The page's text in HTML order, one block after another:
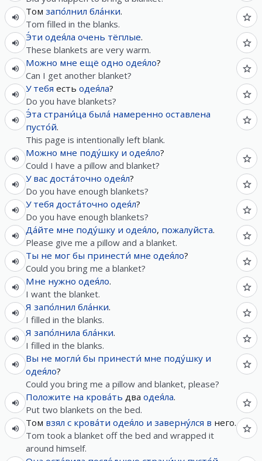
Том запо́лнил бла́нки.
Tom filled in the blanks.
Э́ти одея́ла очень тёплые.
These blankets are very warm.
Можно мне ещё одно одея́ло?
Can I get another blanket?
У тебя есть одея́ла?
Do you have blankets?
Э́та страни́ца была́ намеренно оставлена
пусто́й.
This page is intentionally left blank.
Можно мне поду́шку и одея́ло?
Could I have a pillow and blanket?
У вас доста́точно одея́л?
Do you have enough blankets?
У тебя доста́точно одея́л?
Do you have enough blankets?
Да́йте мне поду́шку и одея́ло, пожалуйста.
Please give me a pillow and a blanket.
Ты не мог бы принести́ мне одея́ло?
Could you bring me a blanket?
Мне нужно одея́ло.
I want the blanket.
Я запо́лнил бла́нки.
I filled in the blanks.
Я запо́лнила бла́нки.
I filled in the blanks.
Вы не могли́ бы принести́ мне поду́шку и
одея́ло?
Could you bring me a pillow and blanket, please?
Положите на крова́ть два одея́ла.
Put two blankets on the bed.
Том взял с крова́ти одея́ло и заверну́лся в него.
Tom took a blanket off the bed and wrapped it
around himself.